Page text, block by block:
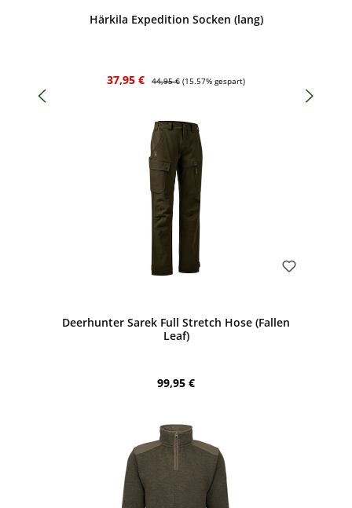
Härkila Expedition Socken (lang)
Verkaufspreis:
37,95 € Regulärer Preis:
44,95 € (15.57% gespart)
Deerhunter Sarek Full Stretch Hose (Fallen
Leaf)
Regulärer Preis:
99,95 €